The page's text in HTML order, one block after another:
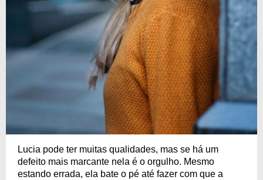
Lucia pode ter muitas qualidades, mas se há um
defeito mais marcante nela é o orgulho. Mesmo
estando errada, ela bate o pé até fazer com que a